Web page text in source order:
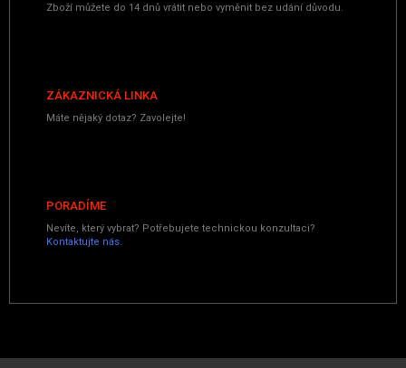
Zboží můžete do 14 dnů vrátit nebo vyměnit bez udání důvodu.
ZÁKAZNICKÁ LINKA
Máte nějaký dotaz? Zavolejte!
PORADÍME
Nevíte, který vybrat? Potřebujete technickou konzultaci?
Kontaktujte nás.